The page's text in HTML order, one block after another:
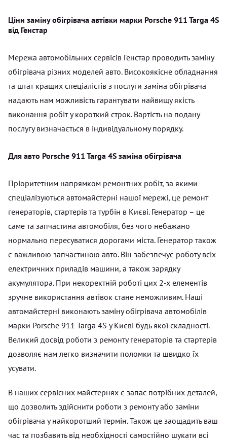
Ціни заміну обігрівача автівки марки Porsche 911 Targa 4S
від Генстар
Мережа автомобільних сервісів Генстар проводить заміну
обігрівача різних моделей авто. Високоякісне обладнання
та штат кращих спеціалістів з послуги заміна обігрівача
надають нам можливість гарантувати найвищу якість
виконання робіт у короткий строк. Вартість на подану
послугу визначається в індивідуальному порядку.
Для авто Porsche 911 Targa 4S заміна обігрівача
Пріоритетним напрямком ремонтних робіт, за якими
спеціалізуються автомайстерні нашої мережі, це ремонт
генераторів, стартерів та турбін в Києві. Генератор – це
саме та запчастина автомобіля, без чого небажано
нормально пересуватися дорогами міста. Генератор також
є важливою запчастиною авто. Він забезпечує роботу всіх
електричних приладів машини, а також зарядку
акумулятора. При некоректній роботі цих 2-х елементів
зручне використання автівок стане неможливим. Наші
автомайстерні виконають заміну обігрівача автомобілів
марки Porsche 911 Targa 4S у Києві будь якої складності.
Великий досвід роботи з ремонту генераторів та стартерів
дозволяє нам легко визначити поломки та швидко їх
усувати.
В наших сервісних майстернях є запас потрібних деталей,
що дозволить здійснити роботи з ремонту або заміни
обігрівача у найкоротший термін. Також це заощадить ваш
час та позбавить від необхідності самостійно шукати всі